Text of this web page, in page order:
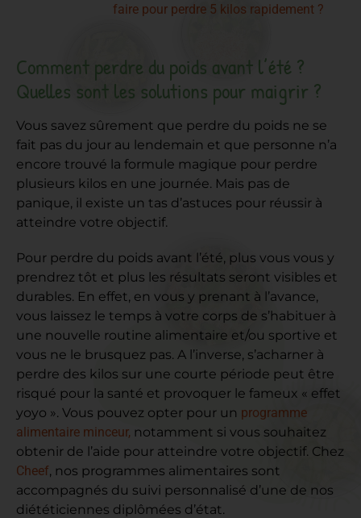
faire pour perdre 5 kilos rapidement ?
Comment perdre du poids avant l’été ?
Quelles sont les solutions pour maigrir ?
Vous savez sûrement que perdre du poids ne se
fait pas du jour au lendemain et que personne n’a
encore trouvé la formule magique pour perdre
plusieurs kilos en une journée. Mais pas de
panique, il existe un tas d’astuces pour réussir à
atteindre votre objectif.
Pour perdre du poids avant l’été, plus vous vous y
prendrez tôt et plus les résultats seront visibles et
durables. En effet, en vous y prenant à l’avance,
vous laissez le temps à votre corps de s’habituer à
une nouvelle routine alimentaire et/ou sportive et
vous ne le brusquez pas. A l’inverse, s’acharner à
perdre des kilos sur une courte période peut être
risqué pour la santé et provoquer le fameux « effet
yoyo ». Vous pouvez opter pour un programme
alimentaire minceur, notamment si vous souhaitez
obtenir de l’aide pour atteindre votre objectif. Chez
Cheef, nos programmes alimentaires sont
accompagnés du suivi personnalisé d’une de nos
diététiciennes diplômées d’état.